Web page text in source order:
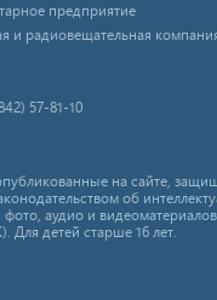
предприятие
и радиовещательная
57-81-10
на сайте,
об
аудио и
Для детей старше 16 лет.